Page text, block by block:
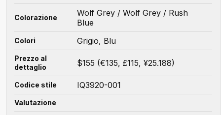
Colorazione
Wolf Grey / Wolf Grey / Rush
Blue
Colori Grigio, Blu
Prezzo al
dettaglio
$155 (€135, £115, ¥25.188)
Codice stile IQ3920-001
Valutazione